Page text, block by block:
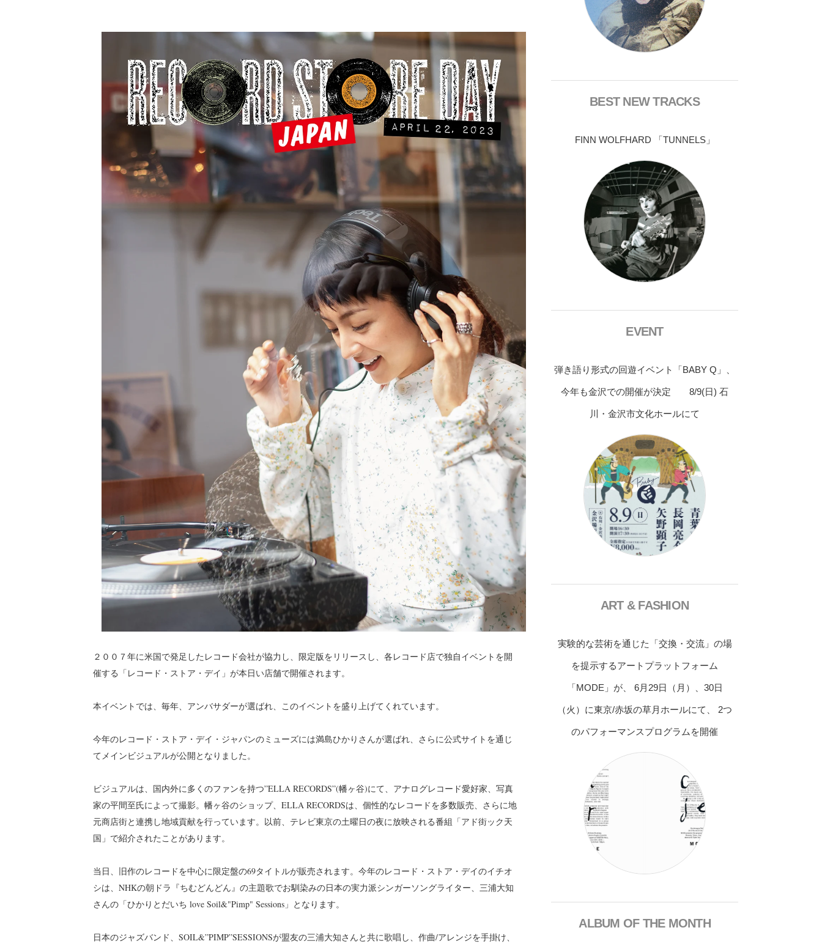
２００７年に米国で発足したレコード会社が協力し、限定版をリリースし、各レコード店で独自イベントを開
催する「レコード・ストア・デイ」が本日い店舗で開催されます。
本イベントでは、毎年、アンバサダーが選ばれ、このイベントを盛り上げてくれています。
今年のレコード・ストア・デイ・ジャパンのミューズには満島ひかりさんが選ばれ、さらに公式サイトを通じ
てメインビジュアルが公開となりました。
ビジュアルは、国内外に多くのファンを持つ”ELLA RECORDS”(幡ヶ谷)にて、アナログレコード愛好家、写真
家の平間至氏によって撮影。幡ヶ谷のショップ、ELLA RECORDSは、個性的なレコードを多数販売、さらに地
元商店街と連携し地域貢献を行っています。以前、テレビ東京の土曜日の夜に放映される番組「アド街ック天
国」で紹介されたことがあります。
当日、旧作のレコードを中心に限定盤の69タイトルが販売されます。今年のレコード・ストア・デイのイチオ
シは、NHKの朝ドラ『ちむどんどん』の主題歌でお馴染みの日本の実力派シンガーソングライター、三浦大知
さんの「ひかりとだいち love Soil&"Pimp" Sessions」となります。
日本のジャズバンド、SOIL&”PIMP”SESSIONSが盟友の三浦大知さんと共に歌唱し、作曲/アレンジを手掛け、
BEST NEW TRACKS
FINN WOLFHARD 「TUNNELS」
EVENT
弾き語り形式の回遊イベント「BABY Q」、
今年も金沢での開催が決定 8/9(日) 石
川・金沢市文化ホールにて
ART & FASHION
実験的な芸術を通じた「交換・交流」の場
を提示するアートプラットフォーム
「MODE」が、 6月29日（月）、30日
（火）に東京/赤坂の草月ホールにて、 2つ
のパフォーマンスプログラムを開催
ALBUM OF THE MONTH